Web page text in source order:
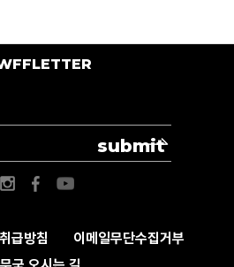
급방침
이메일무단수집거부
submit